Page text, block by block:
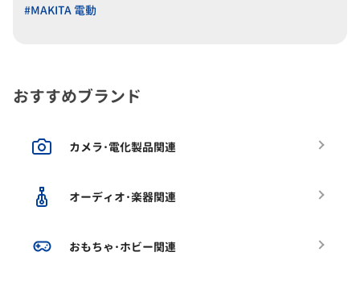
#MAKITA 電動
おすすめブランド
カメラ･電化製品関連
オーディオ･楽器関連
おもちゃ･ホビー関連